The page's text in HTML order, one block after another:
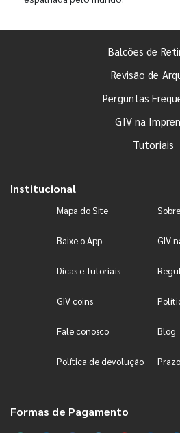
Balcões de
Revisão de
Perguntas
GIV na
Tutoriais
Institucional
Mapa do Site
Baixe o App GIV
Dicas e Tutoriais
GIV coins
Fale conosco Blog
Política de devolução
Formas de Pagamento